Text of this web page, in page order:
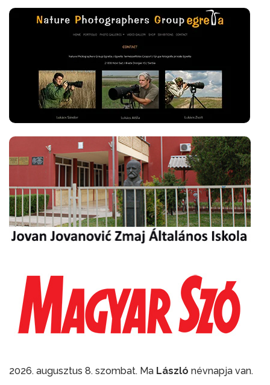
2026. augusztus 8. szombat. Ma László névnapja van.